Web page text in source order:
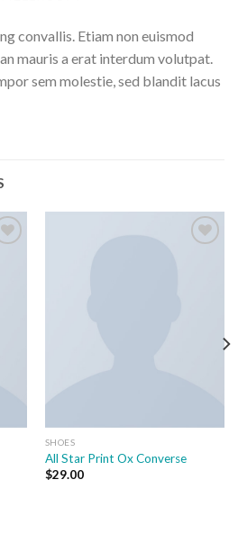
convallis. Etiam non euismod
mauris a erat interdum volutpat.
sem molestie, sed blandit lacus
SHOES
All Star Print Ox Converse
$29.00